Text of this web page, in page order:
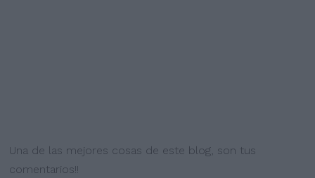
Una de las mejores cosas de este blog, son tus
comentarios!!